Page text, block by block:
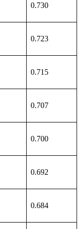
0.730
0.723
0.715
0.707
0.700
0.692
0.684